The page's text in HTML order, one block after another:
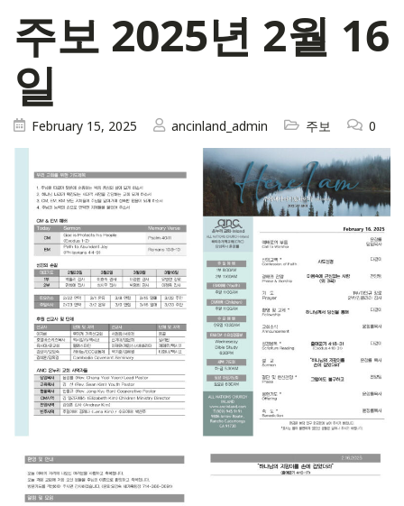
주보 2025년 2월 16
일
February 15, 2025 ancinland_admin 주보 0